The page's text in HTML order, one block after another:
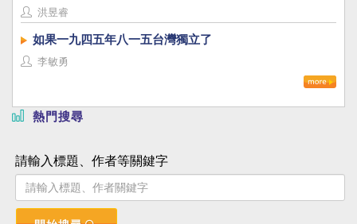
洪昱睿
如果一九四五年八一五台灣獨立了
李敏勇
熱門搜尋
請輸入標題、作者等關鍵字